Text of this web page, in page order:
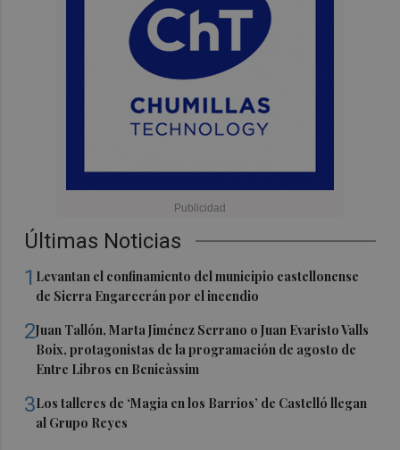
Últimas Noticias
1 Levantan el confinamiento del municipio castellonense
de Sierra Engarcerán por el incendio
2Juan Tallón, Marta Jiménez Serrano o Juan Evaristo Valls
Boix, protagonistas de la programación de agosto de
Entre Libros en Benicàssim
3Los talleres de ‘Magia en los Barrios’ de Castelló llegan
al Grupo Reyes